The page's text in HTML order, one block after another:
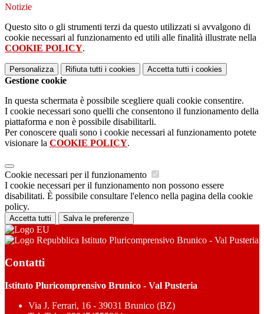
Notizie
Questo sito o gli strumenti terzi da questo utilizzati si avvalgono di
cookie necessari al funzionamento ed utili alle finalità illustrate nella
COOKIE POLICY.
Personalizza Rifiuta tutti i cookies Accetta tutti i cookies
Gestione cookie
In questa schermata è possibile scegliere quali cookie consentire.
I cookie necessari sono quelli che consentono il funzionamento della
piattaforma e non è possibile disabilitarli.
Per conoscere quali sono i cookie necessari al funzionamento potete
visionare la COOKIE POLICY.
Cookie necessari per il funzionamento
I cookie necessari per il funzionamento non possono essere
disabilitati. È possibile consultare l'elenco nella pagina della cookie
policy.
Accetta tutti Salva le preferenze
Istituto Pluricomprensivo Brunico - Val Pusteria
Contatti
Istituto Pluricomprensivo Brunico - Val Pusteria
Via J. Ferrari, 16 - 39031 Brunico (BZ)